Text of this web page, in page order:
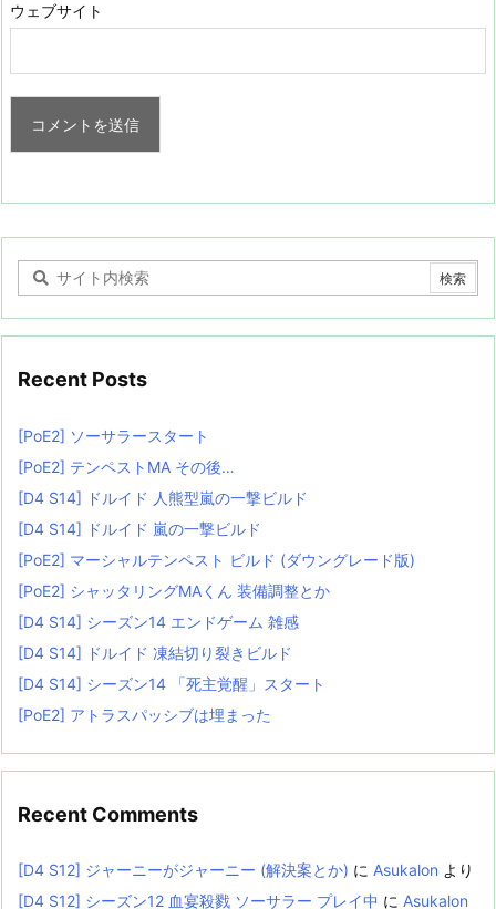
ウェブサイト
Recent Posts
[PoE2] ソーサラースタート
[PoE2] テンペストMA その後…
[D4 S14] ドルイド 人熊型嵐の一撃ビルド
[D4 S14] ドルイド 嵐の一撃ビルド
[PoE2] マーシャルテンペスト ビルド (ダウングレード版)
[PoE2] シャッタリングMAくん 装備調整とか
[D4 S14] シーズン14 エンドゲーム 雑感
[D4 S14] ドルイド 凍結切り裂きビルド
[D4 S14] シーズン14 「死主覚醒」スタート
[PoE2] アトラスパッシブは埋まった
Recent Comments
[D4 S12] ジャーニーがジャーニー (解決案とか) に Asukalon より
[D4 S12] シーズン12 血宴殺戮 ソーサラー プレイ中 に Asukalon